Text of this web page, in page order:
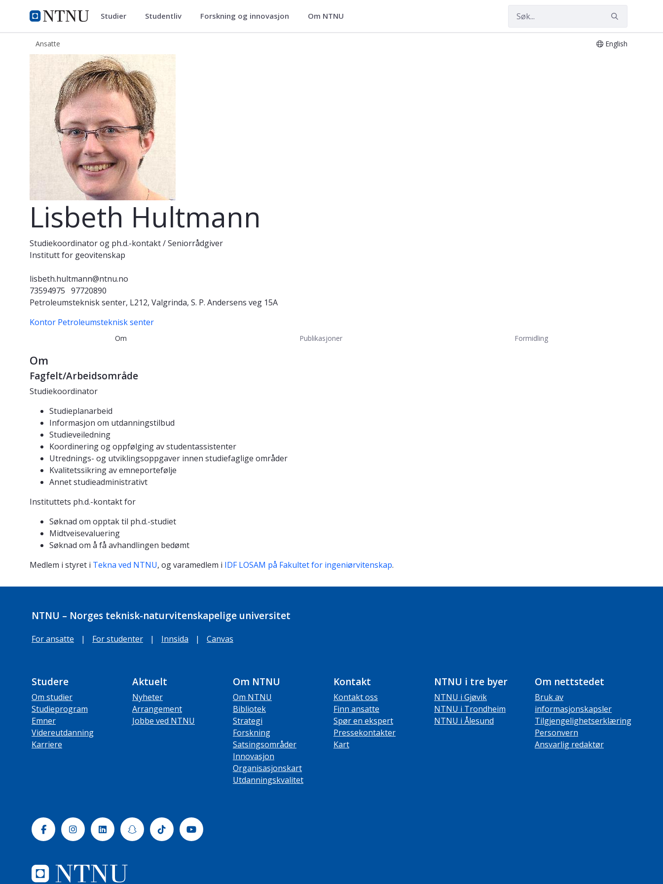
NTNU Hjemmeside
ntnu.no Studier Studentliv Forskning og innovasjon Om NTNU
Ansatte English
Lisbeth Hultmann
Lisbeth Hultmann
Studiekoordinator og ph.d.-kontakt / Seniorrådgiver
Institutt for geovitenskap
lisbeth.hultmann@ntnu.no
73594975 97720890
Petroleumsteknisk senter, L212, Valgrinda, S. P. Andersens veg 15A
Kontor Petroleumsteknisk senter
Om Publikasjoner Formidling
Om
Fagfelt/Arbeidsområde
Studiekoordinator
Studieplanarbeid
Informasjon om utdanningstilbud
Studieveiledning
Koordinering og oppfølging av studentassistenter
Utrednings- og utviklingsoppgaver innen studiefaglige områder
Kvalitetssikring av emneportefølje
Annet studieadministrativt
Instituttets ph.d.-kontakt for
Søknad om opptak til ph.d.-studiet
Midtveisevaluering
Søknad om å få avhandlingen bedømt
Medlem i styret i Tekna ved NTNU, og varamedlem i IDF LOSAM på Fakultet for ingeniørvitenskap.
NTNU – Norges teknisk-naturvitenskapelige universitet
For ansatte | For studenter | Innsida | Canvas
Studere
Om studier
Studieprogram
Emner
Videreutdanning
Karriere
Aktuelt
Nyheter
Arrangement
Jobbe ved NTNU
Om NTNU
Om NTNU
Bibliotek
Strategi
Forskning
Satsingsområder
Innovasjon
Organisasjonskart
Utdanningskvalitet
Kontakt
Kontakt oss
Finn ansatte
Spør en ekspert
Pressekontakter
Kart
NTNU i tre byer
NTNU i Gjøvik
NTNU i Trondheim
NTNU i Ålesund
Om nettstedet
Bruk av
informasjonskapsler
Tilgjengelighetserklæring
Personvern
Ansvarlig redaktør
FacebookInstagramLinkedinSnapchatTiktok Youtube